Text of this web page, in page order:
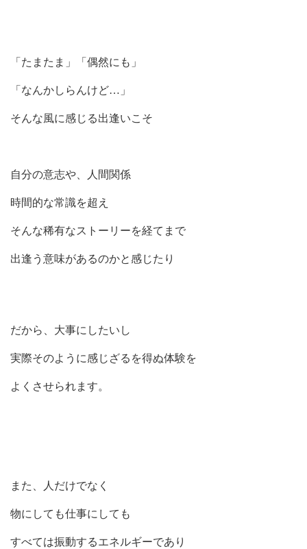
「たまたま」「偶然にも」
「なんかしらんけど… 」
そんな風に感じる出逢いこそ
自分の意志や、人間関係
時間的な常識を超え
そんな稀有なストーリーを経てまで
出逢う意味があるのかと感じたり
だから、大事にしたいし
実際そのように感じざるを得ぬ体験を
よくさせられます。
また、人だけでなく
物にしても仕事にしても
すべては振動するエネルギーであり